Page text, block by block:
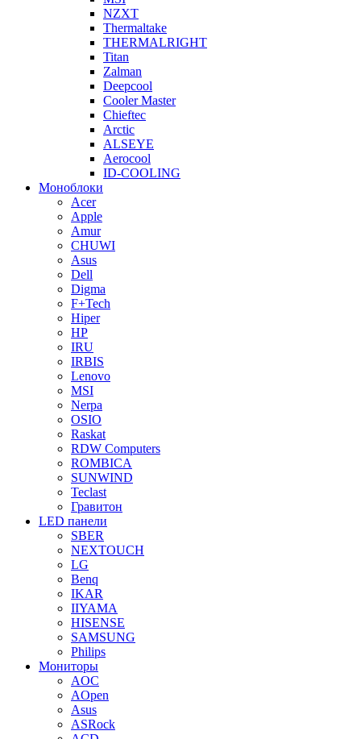
NZXT
Thermaltake
THERMALRIGHT
Titan
Zalman
Deepcool
Cooler Master
Chieftec
Arctic
ALSEYE
Aerocool
ID-COOLING
Моноблоки
Acer
Apple
Amur
CHUWI
Asus
Dell
Digma
F+Tech
Hiper
HP
IRU
IRBIS
Lenovo
MSI
Nerpa
OSIO
Raskat
RDW Computers
ROMBICA
SUNWIND
Teclast
Гравитон
LED панели
SBER
NEXTOUCH
LG
Benq
IKAR
IIYAMA
HISENSE
SAMSUNG
Philips
Мониторы
AOC
AOpen
Asus
ASRock